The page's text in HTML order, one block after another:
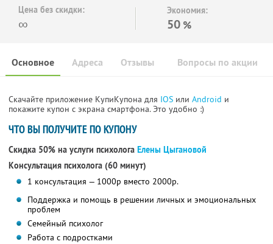
Цена без скидки:
∞
Экономия:
50 %
Основное Отзывы Вопросы по акции
Адреса
Скачайте приложение КупиКупона для IOS или Android и
покажите купон с экрана смартфона. Это удобно :)
ЧТО ВЫ ПОЛУЧИТЕ ПО КУПОНУ
Скидка 50% на услуги психолога Елены Цыгановой
Консультация психолога (60 минут)
1 консультация — 1000р вместо 2000р.
Поддержка и помощь в решении личных и эмоциональных
проблем
Семейный психолог
Работа с подростками